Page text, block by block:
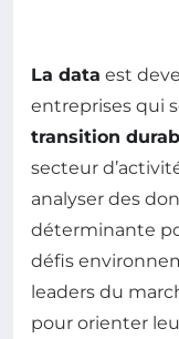
La data est
entreprises qui
transition
secteur
analyser des
déterminante
défis
leaders du
pour orienter